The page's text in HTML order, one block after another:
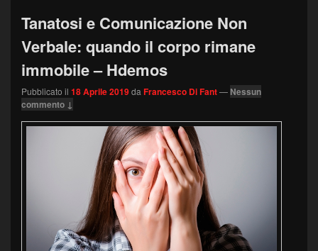
Tanatosi e Comunicazione Non
Verbale: quando il corpo rimane
immobile – Hdemos
Pubblicato il 18 Aprile 2019da Francesco Di Fant— Nessun
commento ↓